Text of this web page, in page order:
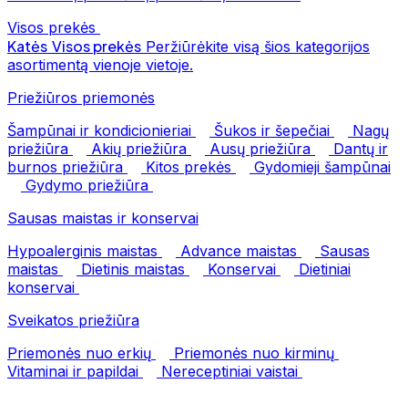
Visos prekės
Katės Visos prekės Peržiūrėkite visą šios kategorijos
asortimentą vienoje vietoje.
Priežiūros priemonės
Šampūnai ir kondicionieriai
Šukos ir šepečiai
Nagų
priežiūra
Akių priežiūra Ausų priežiūra
Dantų ir
burnos priežiūra
Kitos prekės
Gydomieji šampūnai
Gydymo priežiūra
Sausas maistas ir konservai
Hypoalerginis maistas
Advance maistas
Sausas
maistas
Dietinis maistas Konservai
Dietiniai
konservai
Sveikatos priežiūra
Priemonės nuo erkių
Priemonės nuo kirminų
Vitaminai ir papildai
Nereceptiniai vaistai